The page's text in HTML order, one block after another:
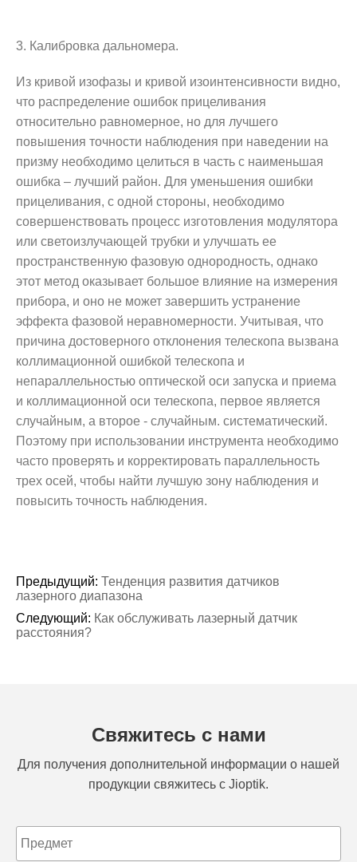
3. Калибровка дальномера.
Из кривой изофазы и кривой изоинтенсивности видно,
что распределение ошибок прицеливания
относительно равномерное, но для лучшего
повышения точности наблюдения при наведении на
призму необходимо целиться в часть с наименьшая
ошибка – лучший район. Для уменьшения ошибки
прицеливания, с одной стороны, необходимо
совершенствовать процесс изготовления модулятора
или светоизлучающей трубки и улучшать ее
пространственную фазовую однородность, однако
этот метод оказывает большое влияние на измерения
прибора, и оно не может завершить устранение
эффекта фазовой неравномерности. Учитывая, что
причина достоверного отклонения телескопа вызвана
коллимационной ошибкой телескопа и
непараллельностью оптической оси запуска и приема
и коллимационной оси телескопа, первое является
случайным, а второе - случайным. систематический.
Поэтому при использовании инструмента необходимо
часто проверять и корректировать параллельность
трех осей, чтобы найти лучшую зону наблюдения и
повысить точность наблюдения.
Предыдущий: Тенденция развития датчиков
лазерного диапазона
Следующий: Как обслуживать лазерный датчик
расстояния?
Свяжитесь с нами
Для получения дополнительной информации о нашей
продукции свяжитесь с Jioptik.